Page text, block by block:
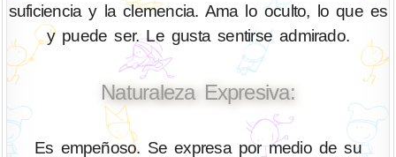
suficiencia y la clemencia. Ama lo oculto, lo que es
y puede ser. Le gusta sentirse admirado.
Naturaleza Expresiva:
Es empeñoso. Se expresa por medio de su